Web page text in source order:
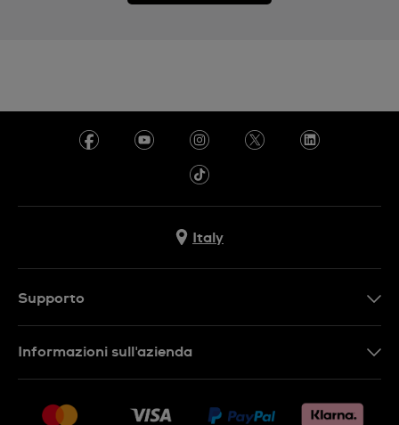
Italy
Supporto
Informazioni sull'azienda
Lavora con noi